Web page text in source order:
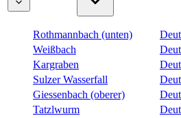
Rothmannbach (unten)
Weißbach
Kargraben
Sulzer Wasserfall
Giessenbach (oberer)
Tatzlwurm